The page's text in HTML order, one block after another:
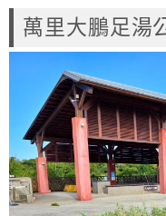
萬里大鵬足湯